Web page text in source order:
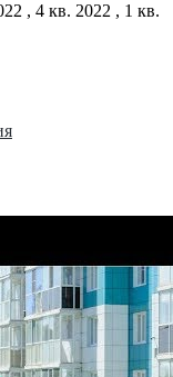
, 4 кв. 2022 , 1 кв.